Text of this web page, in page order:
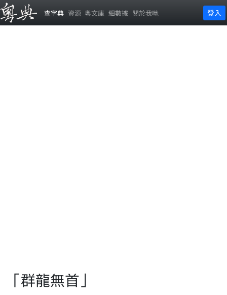
查字典 資源 粵文庫 細數據 關於我哋 登入
「群龍無首」